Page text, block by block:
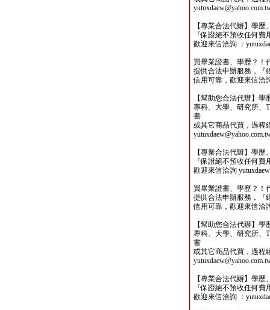
【專業合法代辦】學
『保證絕不預收任何
歡迎來信洽詢 ：
買畢業證書、學歷？！
提供合法申辦服務，『
信用可靠，歡迎來信洽
【幫助您合法代辦】
專科、大學、研究所、
書
或其它商品代買，過程
【專業合法代辦】學
『保證絕不預收任何
歡迎來信洽詢
買畢業證書、學歷？！
提供合法申辦服務，『
信用可靠，歡迎來信洽
【幫助您合法代辦】
專科、大學、研究所、
書
或其它商品代買，過程
【專業合法代辦】學
『保證絕不預收任何
歡迎來信洽詢 ：